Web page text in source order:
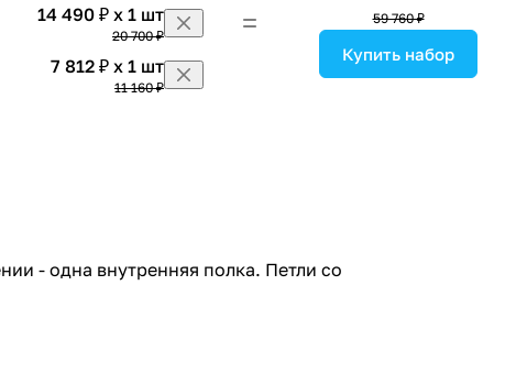
14 490 ₽ x 1 шт
20 700 ₽
7 812 ₽ x 1 шт
11 160 ₽
59 760 ₽
Купить набор
- одна внутренняя полка. Петли со